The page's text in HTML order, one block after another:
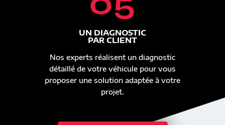
UN DIAGNOSTIC
PAR CLIENT
Nos experts réalisent un diagnostic
détaillé de votre véhicule pour vous
proposer une solution adaptée à votre
projet.